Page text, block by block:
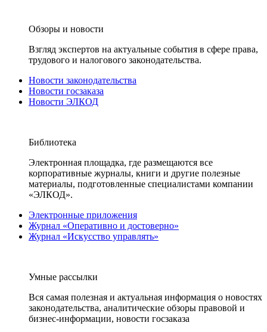
Обзоры и новости
Взгляд экспертов на актуальные события в сфере права,
трудового и налогового законодательства.
Новости законодательства
Новости госзаказа
Новости ЭЛКОД
Библиотека
Электронная площадка, где размещаются все
корпоративные журналы, книги и другие полезные
материалы, подготовленные специалистами компании
«ЭЛКОД».
Электронные приложения
Журнал «Оперативно и достоверно»
Журнал «Искусство управлять»
Умные рассылки
Вся самая полезная и актуальная информация о новостях
законодательства, аналитические обзоры правовой и
бизнес-информации, новости госзаказа